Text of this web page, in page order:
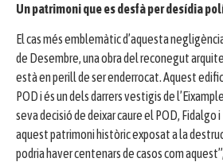
Un patrimoni que es desfà per desídia
El cas més emblemàtic d’aquesta
de Desembre, una obra del reconegut
està en perill de ser enderrocat. Aquest
POD i és un dels darrers vestigis de
seva decisió de deixar caure el POD, Fidalgo
aquest patrimoni històric exposat a la
podria haver centenars de casos com